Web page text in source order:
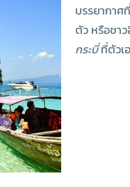
บรรยากาศ
ตัว หรือชา
กระบี่ที่ตัวเ